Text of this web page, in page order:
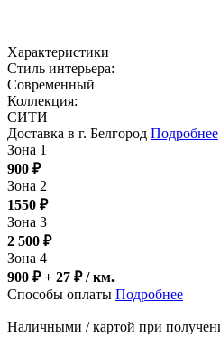
Характеристики
Стиль интерьера:
Современный
Коллекция:
СИТИ
Доставка в г. Белгород Подробнее
Зона 1
900 ₽
Зона 2
1550 ₽
Зона 3
2 500 ₽
Зона 4
900 ₽ + 27 ₽/ км.
Способы оплаты Подробнее
Наличными / картой при